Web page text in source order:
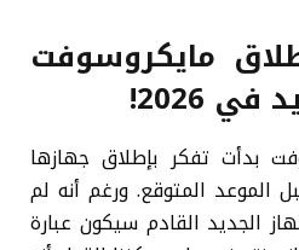
مايكروسوفت
بدأت تفكر بإطلاق جهازها
الموعد المتوقع. ورغم أنه لم
الجديد القادم سيكون عبارة